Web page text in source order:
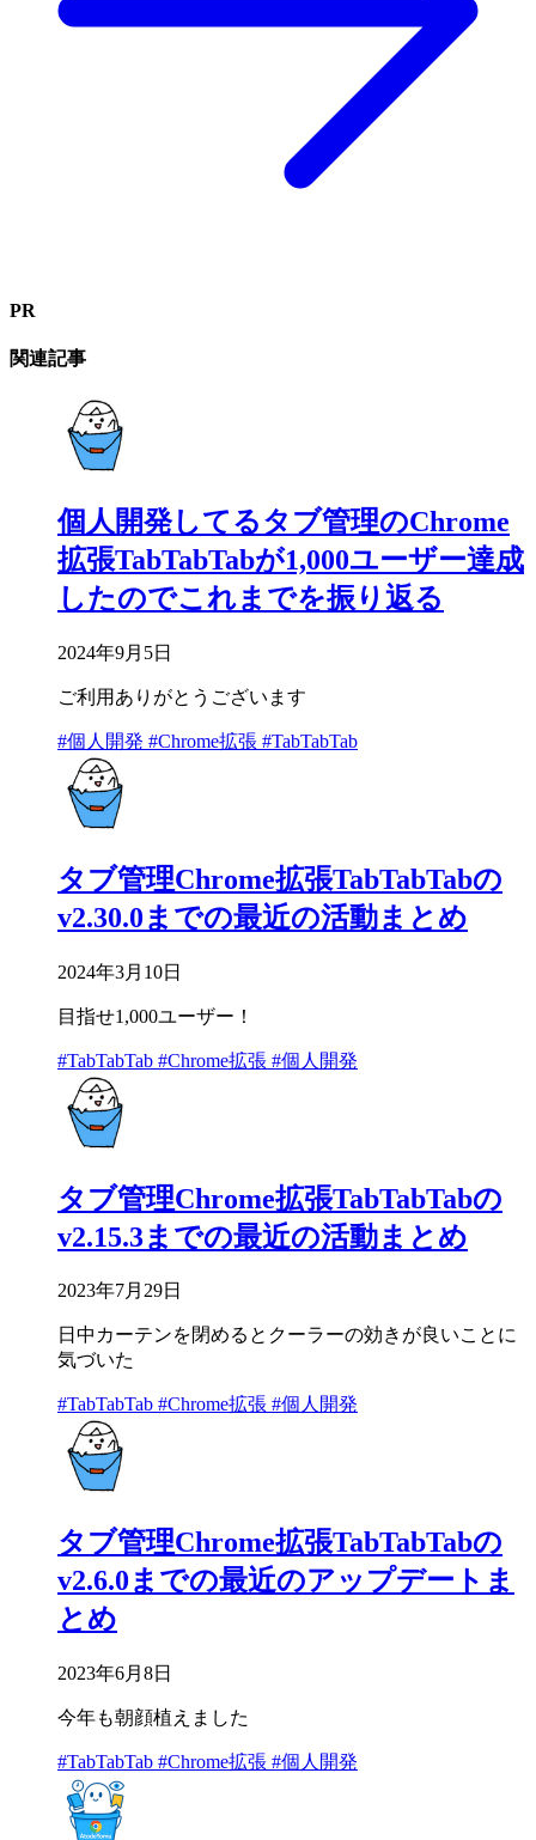
PR
関連記事
個人開発してるタブ管理のChrome
拡張TabTabTabが1,000ユーザー達成
したのでこれまでを振り返る
2024年9月5日
ご利用ありがとうございます
#個人開発 #Chrome拡張 #TabTabTab
タブ管理Chrome拡張TabTabTabの
v2.30.0までの最近の活動まとめ
2024年3月10日
目指せ1,000ユーザー！
#TabTabTab #Chrome拡張 #個人開発
タブ管理Chrome拡張TabTabTabの
v2.15.3までの最近の活動まとめ
2023年7月29日
日中カーテンを閉めるとクーラーの効きが良いことに
気づいた
#TabTabTab #Chrome拡張 #個人開発
タブ管理Chrome拡張TabTabTabの
v2.6.0までの最近のアップデートま
とめ
2023年6月8日
今年も朝顔植えました
#TabTabTab #Chrome拡張 #個人開発